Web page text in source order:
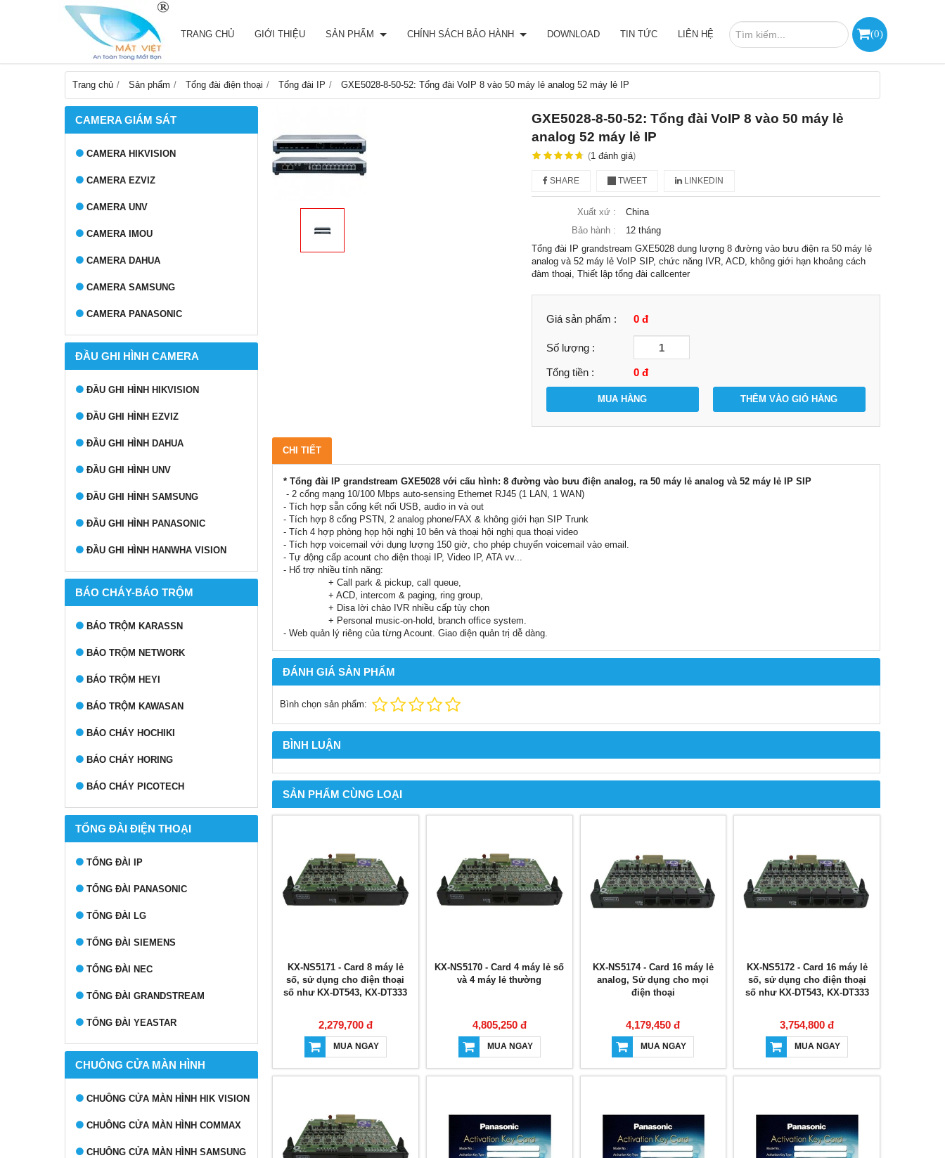
(0)
TRANG CHỦ GIỚI THIỆU SẢN PHẨM CHÍNH SÁCH BẢO HÀNH DOWNLOAD TIN TỨC LIÊN HỆ
Trang chủ Sản phẩm Tổng đài điện thoại Tổng đài IP GXE5028-8-50-52: Tổng đài VoIP 8 vào 50 máy lẻ analog 52 máy lẻ IP
CAMERA GIÁM SÁT
CAMERA HIKVISION
CAMERA EZVIZ
CAMERA UNV
CAMERA IMOU
CAMERA DAHUA
CAMERA SAMSUNG
CAMERA PANASONIC
ĐẦU GHI HÌNH CAMERA
ĐẦU GHI HÌNH HIKVISION
ĐẦU GHI HÌNH EZVIZ
ĐẦU GHI HÌNH DAHUA
ĐẦU GHI HÌNH UNV
ĐẦU GHI HÌNH SAMSUNG
ĐẦU GHI HÌNH PANASONIC
ĐẦU GHI HÌNH HANWHA VISION
BÁO CHÁY-BÁO TRỘM
BÁO TRỘM KARASSN
BÁO TRỘM NETWORK
BÁO TRỘM HEYI
BÁO TRỘM KAWASAN
BÁO CHÁY HOCHIKI
BÁO CHÁY HORING
BÁO CHÁY PICOTECH
TỔNG ĐÀI ĐIỆN THOẠI
TỔNG ĐÀI IP
TỔNG ĐÀI PANASONIC
TỔNG ĐÀI LG
TỔNG ĐÀI SIEMENS
TỔNG ĐÀI NEC
TỔNG ĐÀI GRANDSTREAM
TỔNG ĐÀI YEASTAR
CHUÔNG CỬA MÀN HÌNH
CHUÔNG CỬA MÀN HÌNH HIK VISION
CHUÔNG CỬA MÀN HÌNH COMMAX
CHUÔNG CỬA MÀN HÌNH SAMSUNG
GXE5028-8-50-52: Tổng đài VoIP 8 vào 50 máy lẻ
analog 52 máy lẻ IP
(1 đánh giá)
SHARE TWEET LINKEDIN
Xuất xứ :
China
Bảo hành :
12 tháng
Tổng đài IP grandstream GXE5028 dung lượng 8 đường vào bưu điện ra 50 máy lẻ
analog và 52 máy lẻ VoIP SIP, chức năng IVR, ACD, không giới hạn khoảng cách
đàm thoại, Thiết lập tổng đài callcenter
Giá sản phẩm : 0 đ
Số lượng :
Tổng tiền : 0đ
MUA HÀNG THÊM VÀO GIỎ HÀNG
CHI TIẾT
* Tổng đài IP grandstream GXE5028 với cấu hình: 8 đường vào bưu điện analog, ra 50 máy lẻ analog và 52 máy lẻ IP SIP
- 2 cổng mạng 10/100 Mbps auto-sensing Ethernet RJ45 (1 LAN, 1 WAN)
- Tích hợp sẵn cổng kết nối USB, audio in và out
- Tích hợp 8 cổng PSTN, 2 analog phone/FAX & không giới hạn SIP Trunk
- Tích 4 hợp phòng họp hội nghị 10 bên và thoại hội nghị qua thoại video
- Tích hợp voicemail với dụng lượng 150 giờ, cho phép chuyển voicemail vào email.
- Tự động cấp acount cho điện thoại IP, Video IP, ATA vv...
- Hổ trợ nhiều tính năng:
+ Call park & pickup, call queue,
+ ACD, intercom & paging, ring group,
+ Disa lời chào IVR nhiều cấp tùy chọn
+ Personal music-on-hold, branch office system.
- Web quản lý riêng của từng Acount. Giao diện quản trị dễ dàng.
ĐÁNH GIÁ SẢN PHẨM
Bình chọn sản phẩm:
BÌNH LUẬN
SẢN PHẨM CÙNG LOẠI
KX-NS5171 - Card 8 máy lẻ
số, sử dụng cho điện thoại
số như KX-DT543, KX-DT333
2,279,700 đ
MUA NGAY
KX-NS5170 - Card 4 máy lẻ số
và 4 máy lẻ thường
4,805,250 đ
MUA NGAY
KX-NS5174 - Card 16 máy lẻ
analog, Sử dụng cho mọi
điện thoại
4,179,450 đ
MUA NGAY
KX-NS5172 - Card 16 máy lẻ
số, sử dụng cho điện thoại
số như KX-DT543, KX-DT333
3,754,800 đ
MUA NGAY